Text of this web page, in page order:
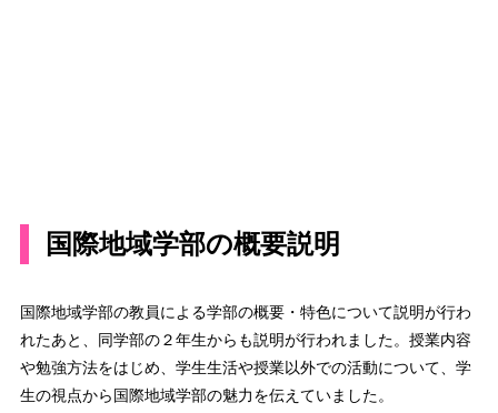
国際地域学部の概要説明
国際地域学部の教員による学部の概要・特色について説明が行わ
れたあと、同学部の２年生からも説明が行われました。授業内容
や勉強方法をはじめ、学生生活や授業以外での活動について、学
生の視点から国際地域学部の魅力を伝えていました。